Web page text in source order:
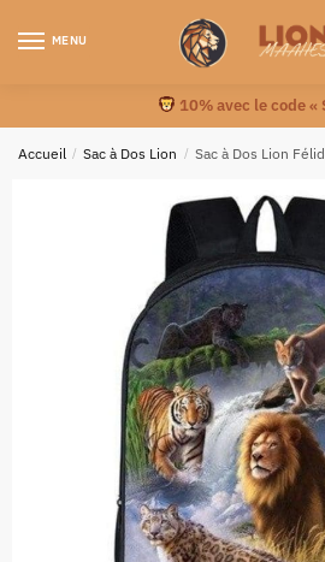
MENU
10% avec le code «
Accueil / Sac à Dos Lion / Sac à Dos Lion